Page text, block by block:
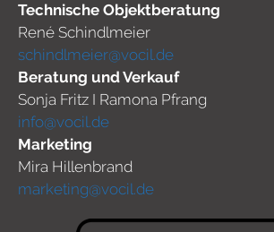
Technische Objektberatung
René Schindlmeier
schindlmeier@vocil.de
Beratung und Verkauf
Sonja Fritz I Ramona Pfrang
info@vocil.de
Marketing
Mira Hillenbrand
marketing@vocil.de